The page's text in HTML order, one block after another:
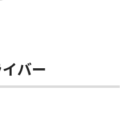
バー